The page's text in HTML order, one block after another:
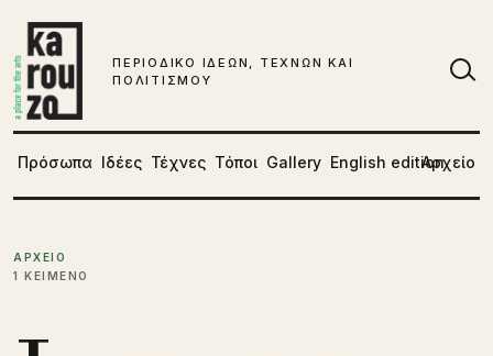
ΠΕΡΙΟΔΙΚΟ ΙΔΕΩΝ, ΤΕΧΝΩΝ ΚΑΙ
ΠΟΛΙΤΙΣΜΟΥ
Πρόσωπα Ιδέες Τέχνες Τόποι Gallery English editionΑρχείο
ΑΡΧΕΙΟ
1 ΚΕΙΜΕΝΟ